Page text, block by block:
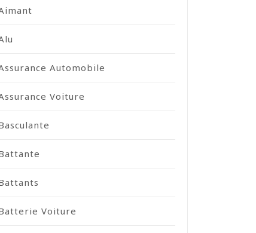
Automobile
Voiture
Voiture